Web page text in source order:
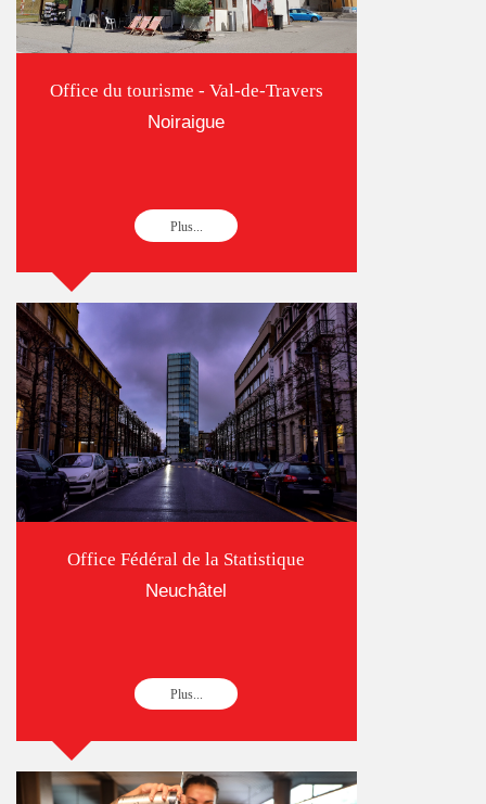
Office du tourisme - Val-de-Travers
Noiraigue
Plus...
Office Fédéral de la Statistique
Neuchâtel
Plus...